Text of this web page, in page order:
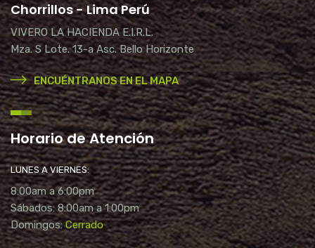
Chorrillos - Lima Perú
VIVERO LA HACIENDA E.I.R.L.
Mza. S Lote. 13-a Asc. Bello Horizonte
ENCUÉNTRANOS EN EL MAPA
Horario de Atención
LUNES A VIERNES:
8:00am a 6:00pm
Sábados: 8:00am a 1:00pm
Domingos:Cerrado